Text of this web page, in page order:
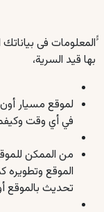
ًًالمعلومات فى
بها قيد السرية،
لموقع مسيار
في أي وقت
من الممكن
الموقع
تحديث